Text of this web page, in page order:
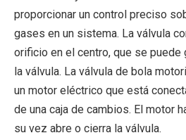
proporcionar un control preciso
gases en un sistema. La válvula
orificio en el centro, que se puede
la válvula. La válvula de bola
un motor eléctrico que está
de una caja de cambios. El motor
su vez abre o cierra la válvula.